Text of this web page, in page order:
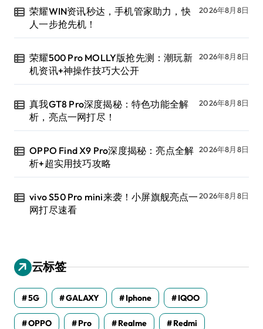
荣耀WIN资讯秒达，手机管家助力，快
人一步抢先机！
2026年8月8日
荣耀500 Pro MOLLY版抢先测：潮玩新
机资讯+神操作技巧大公开
2026年8月8日
真我GT8 Pro深度揭秘：特色功能全解
析，亮点一网打尽！
2026年8月8日
OPPO Find X9 Pro深度揭秘：亮点全解
析+超实用技巧攻略
2026年8月8日
vivo S50 Pro mini来袭！小屏旗舰亮点一
网打尽速看
2026年8月8日
云标签
5G GALAXY Iphone IQOO
OPPO Pro Realme Redmi